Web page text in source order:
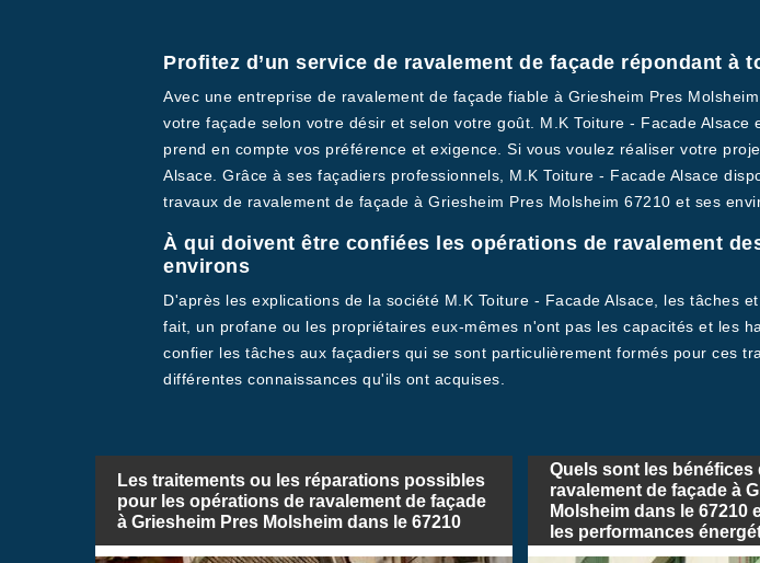
Profitez d’un service de ravalement de façade répondant à
Avec une entreprise de ravalement de façade fiable à Griesheim Pres
votre façade selon votre désir et selon votre goût. M.K Toiture - Facade
prend en compte vos préférence et exigence. Si vous voulez réaliser votre
Alsace. Grâce à ses façadiers professionnels, M.K Toiture - Facade Alsace
travaux de ravalement de façade à Griesheim Pres Molsheim 67210 et ses
À qui doivent être confiées les opérations de ravalement
environs
D'après les explications de la société M.K Toiture - Facade Alsace, les tâches
fait, un profane ou les propriétaires eux-mêmes n'ont pas les capacités et les
confier les tâches aux façadiers qui se sont particulièrement formés pour ces
différentes connaissances qu'ils ont acquises.
Les traitements ou les réparations possibles
pour les opérations de ravalement de façade
à Griesheim Pres Molsheim dans le 67210
Quels sont les
ravalement de façade à
Molsheim dans le 67210
les performances